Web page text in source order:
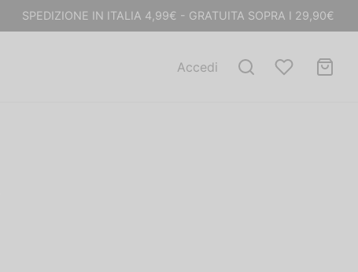
SPEDIZIONE IN ITALIA 4,99€ - GRATUITA SOPRA I 29,90€
Accedi